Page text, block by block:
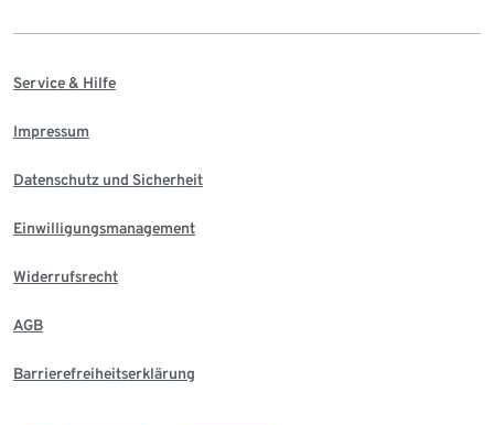
Service & Hilfe
Impressum
Datenschutz und Sicherheit
Einwilligungsmanagement
Widerrufsrecht
AGB
Barrierefreiheitserklärung